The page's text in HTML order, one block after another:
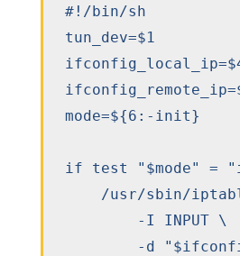
#!/bin/sh
tun_dev=$1
mode=${6:-init}
if test "$mode" =
/usr/sbin/
        -I INPUT \
-d